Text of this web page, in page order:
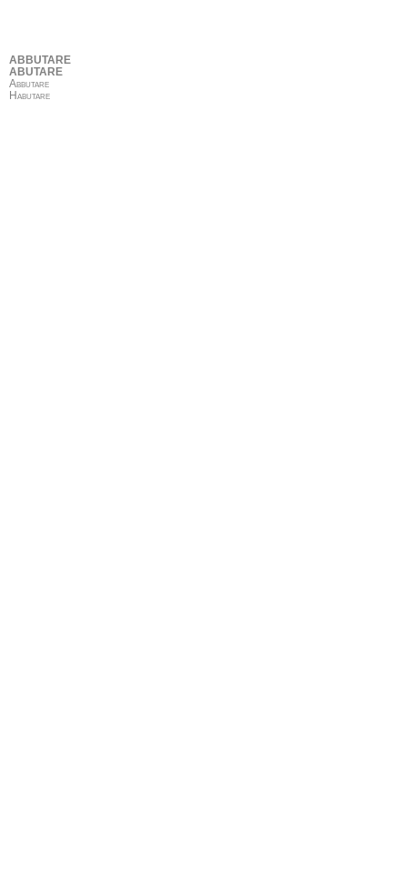
ABBUTARE
ABUTARE
Abbutare
Habutare